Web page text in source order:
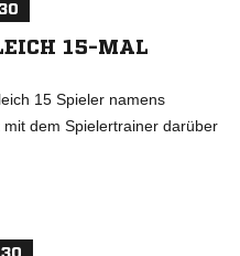
15-MAL
15 Spieler namens
mit dem Spielertrainer darüber